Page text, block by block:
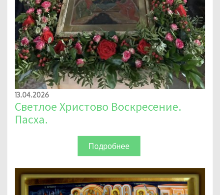
13.04.2026
Светлое Христово Воскресение.
Пасха.
Подробнее